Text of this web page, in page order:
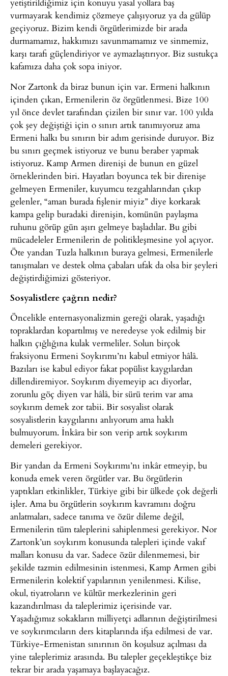
vurmayarak kendimiz çözmeye çalışıyoruz ya da gülüp
geçiyoruz. Bizim kendi örgütlerimizde bir arada
durmamamız, hakkımızı savunmamamız ve sinmemiz,
karşı tarafı güçlendiriyor ve aymazlaştırıyor. Biz sustukça
kafamıza daha çok sopa iniyor.
Nor Zartonk da biraz bunun için var. Ermeni halkının
içinden çıkan, Ermenilerin öz örgütlenmesi. Bize 100
yıl önce devlet tarafından çizilen bir sınır var. 100 yılda
çok şey değiştiği için o sınırı artık tanımıyoruz ama
Ermeni halkı bu sınırın bir adım gerisinde duruyor. Biz
bu sınırı geçmek istiyoruz ve bunu beraber yapmak
istiyoruz. Kamp Armen direnişi de bunun en güzel
örneklerinden biri. Hayatları boyunca tek bir direnişe
gelmeyen Ermeniler, kuyumcu tezgahlarından çıkıp
gelenler, “aman burada fişlenir miyiz” diye korkarak
kampa gelip buradaki direnişin, komünün paylaşma
ruhunu görüp gün aşırı gelmeye başladılar. Bu gibi
mücadeleler Ermenilerin de politikleşmesine yol açıyor.
Öte yandan Tuzla halkının buraya gelmesi, Ermenilerle
tanışmaları ve destek olma çabaları ufak da olsa bir şeyleri
değiştirdiğimizi gösteriyor.
Sosyalistlere çağrın nedir?
Öncelikle enternasyonalizmin gereği olarak, yaşadığı
topraklardan kopartılmış ve neredeyse yok edilmiş bir
halkın çığlığına kulak vermeliler. Solun birçok
fraksiyonu Ermeni Soykırımı’nı kabul etmiyor hâlâ.
Bazıları ise kabul ediyor fakat popülist kaygılardan
dillendiremiyor. Soykırım diyemeyip acı diyorlar,
zorunlu göç diyen var hâlâ, bir sürü terim var ama
soykırım demek zor tabii. Bir sosyalist olarak
sosyalistlerin kaygılarını anlıyorum ama haklı
bulmuyorum. İnkâra bir son verip artık soykırım
demeleri gerekiyor.
Bir yandan da Ermeni Soykırımı’nı inkâr etmeyip, bu
konuda emek veren örgütler var. Bu örgütlerin
yaptıkları etkinlikler, Türkiye gibi bir ülkede çok değerli
işler. Ama bu örgütlerin soykırım kavramını doğru
anlatmaları, sadece tanıma ve özür dileme değil,
Ermenilerin tüm taleplerini sahiplenmesi gerekiyor. Nor
Zartonk’un soykırım konusunda talepleri içinde vakıf
malları konusu da var. Sadece özür dilenmemesi, bir
şekilde tazmin edilmesinin istenmesi, Kamp Armen gibi
Ermenilerin kolektif yapılarının yenilenmesi. Kilise,
okul, tiyatroların ve kültür merkezlerinin geri
kazandırılması da taleplerimiz içerisinde var.
Yaşadığımız sokakların milliyetçi adlarının değiştirilmesi
ve soykırımcıların ders kitaplarında ifşa edilmesi de var.
Türkiye-Ermenistan sınırının ön koşulsuz açılması da
yine taleplerimiz arasında. Bu talepler geçekleştikçe biz
tekrar bir arada yaşamaya başlayacağız.